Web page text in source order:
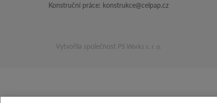
Konstruční práce: konstrukce@celpap.cz
Vytvořila společnost PS Works s. r. o.